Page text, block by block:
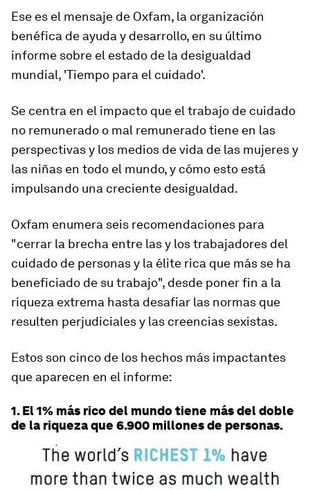
Ese es el mensaje de Oxfam, la organización
benéfica de ayuda y desarrollo, en su último
informe sobre el estado de la desigualdad
mundial, 'Tiempo para el cuidado'.
Se centra en el impacto que el trabajo de cuidado
no remunerado o mal remunerado tiene en las
perspectivas y los medios de vida de las mujeres y
las niñas en todo el mundo, y cómo esto está
impulsando una creciente desigualdad.
Oxfam enumera seis recomendaciones para
"cerrar la brecha entre las y los trabajadores del
cuidado de personas y la élite rica que más se ha
beneficiado de su trabajo", desde poner fin a la
riqueza extrema hasta desafiar las normas que
resulten perjudiciales y las creencias sexistas.
Estos son cinco de los hechos más impactantes
que aparecen en el informe:
1. El 1% más rico del mundo tiene más del doble
de la riqueza que 6.900 millones de personas.